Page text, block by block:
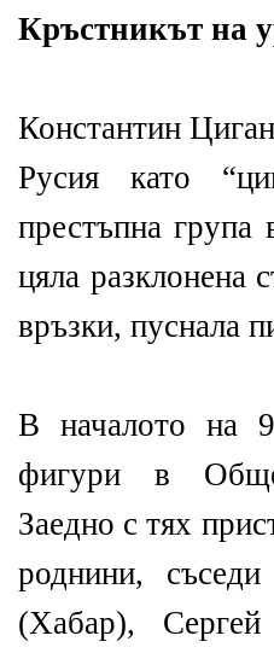
Кръстникът на
Константин
Русия като
престъпна група
цяла разклонена
връзки, пуснала
В началото на
фигури в
Заедно с тях
роднини,
(Хабар),